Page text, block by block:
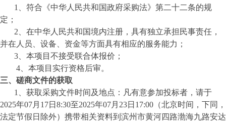
1、符合《中华人民共和国政府采购法》第二十二条的规
定；
2、在中华人民共和国境内注册，具有独立承担民事责任，
并在人员、设备、资金等方面具有相应的服务能力；
3、本项目不接受联合体报价；
4、本项目实行资格后审。
三、磋商文件的获取
1、获取采购文件时间及地点：凡有意参加投标者，请于
2025年07月 17日 8:30至2025年07月 23日 17:00（北京时间，下同，
法定节假日除外）携带相关资料到 滨州市黄河四路渤海九路安达